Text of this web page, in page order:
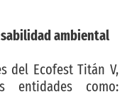
ambiental
del Ecofest Titán V,
entidades como: